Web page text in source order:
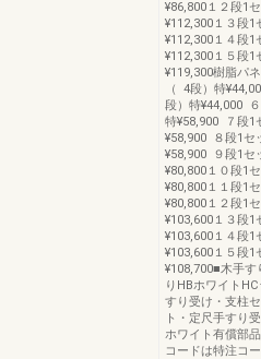
¥86,800１２段1
¥112,300１３段1
¥112,300１４段1
¥112,300１５段1
¥119,300樹脂パ
（ 4段）特
段）特¥44,000
特¥58,900 ７段1
¥58,900 ８段1セ
¥58,900 ９段1セ
¥80,800１０段1
¥80,800１１段1
¥80,800１２段1
¥103,600１３段1
¥103,600１４段1
¥103,600１５段1
¥108,700■木手
りHBホワイト
すり受け・支柱
ト・定尺手すり
ホワイト有償部
コードは特注コ